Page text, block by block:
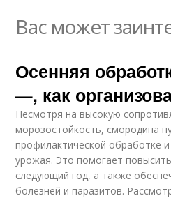
Вас может
Осенняя
—, как
Несмотря на высокую
морозостойкость, смородина
профилактической обработке
урожая. Это помогает
следующий год, а также
болезней и паразитов.